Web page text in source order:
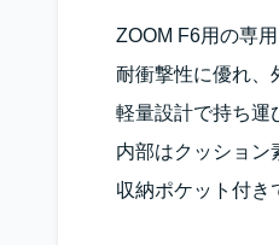
ZOOM F6用の専
耐衝撃性に優れ、
軽量設計で持ち運
内部はクッション
収納ポケット付き